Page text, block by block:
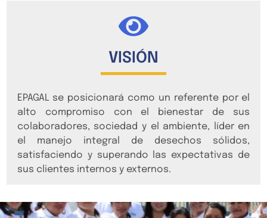
VISIÓN
EPAGAL se posicionará como un referente por el
alto compromiso con el bienestar de sus
colaboradores, sociedad y el ambiente, líder en
el manejo integral de desechos sólidos,
satisfaciendo y superando las expectativas de
sus clientes internos y externos.